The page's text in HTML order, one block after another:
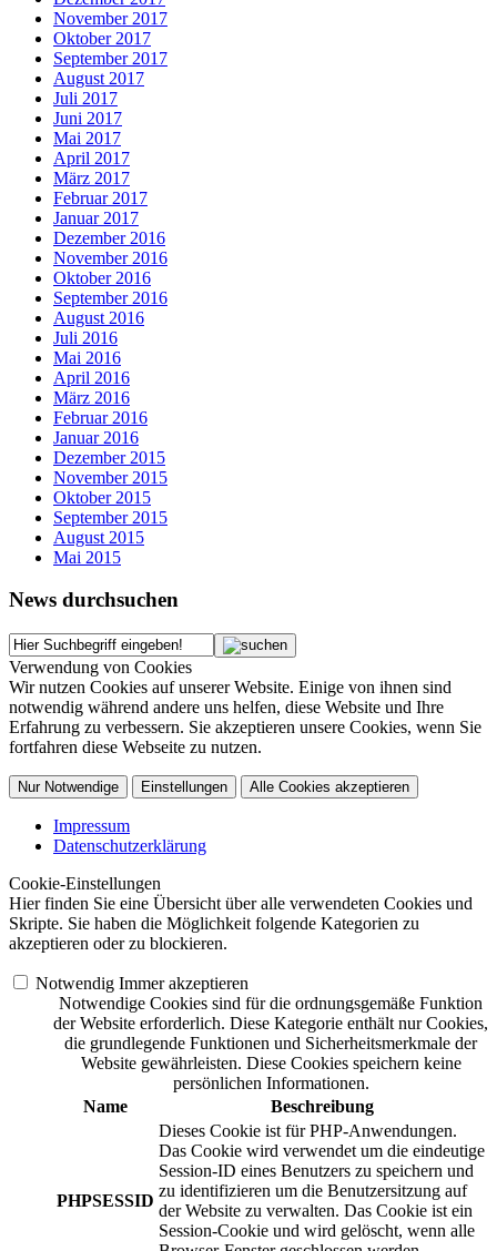
November 2017
Oktober 2017
September 2017
August 2017
Juli 2017
Juni 2017
Mai 2017
April 2017
März 2017
Februar 2017
Januar 2017
Dezember 2016
November 2016
Oktober 2016
September 2016
August 2016
Juli 2016
Mai 2016
April 2016
März 2016
Februar 2016
Januar 2016
Dezember 2015
November 2015
Oktober 2015
September 2015
August 2015
Mai 2015
News durchsuchen
Verwendung von Cookies
Wir nutzen Cookies auf unserer Website. Einige von ihnen sind
notwendig während andere uns helfen, diese Website und Ihre
Erfahrung zu verbessern. Sie akzeptieren unsere Cookies, wenn Sie
fortfahren diese Webseite zu nutzen.
Nur Notwendige Einstellungen Alle Cookies akzeptieren
Impressum
Datenschutzerklärung
Cookie-Einstellungen
Hier finden Sie eine Übersicht über alle verwendeten Cookies und
Skripte. Sie haben die Möglichkeit folgende Kategorien zu
akzeptieren oder zu blockieren.
Notwendig Immer akzeptieren
Notwendige Cookies sind für die ordnungsgemäße Funktion
der Website erforderlich. Diese Kategorie enthält nur Cookies,
die grundlegende Funktionen und Sicherheitsmerkmale der
Website gewährleisten. Diese Cookies speichern keine
persönlichen Informationen.
Name
Beschreibung
PHPSESSID
Dieses Cookie ist für PHP-Anwendungen.
Das Cookie wird verwendet um die eindeutige
Session-ID eines Benutzers zu speichern und
zu identifizieren um die Benutzersitzung auf
der Website zu verwalten. Das Cookie ist ein
Session-Cookie und wird gelöscht, wenn alle